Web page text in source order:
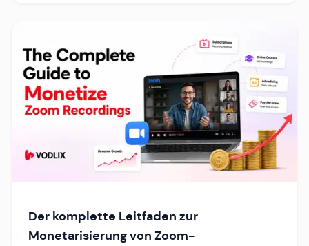
Der komplette Leitfaden zur
Monetarisierung von Zoom-